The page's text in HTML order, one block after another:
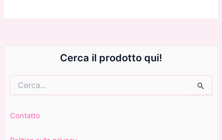
Cerca il prodotto qui!
Contatto